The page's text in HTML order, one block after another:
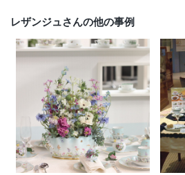
レザンジュさんの他の事例